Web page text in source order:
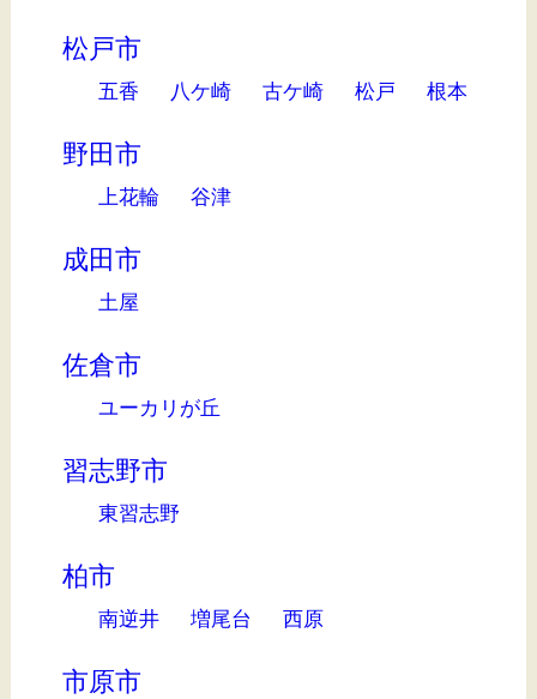
松戸市
五香 八ケ崎 古ケ崎 松戸 根本
野田市
上花輪 谷津
成田市
土屋
佐倉市
ユーカリが丘
習志野市
東習志野
柏市
南逆井 増尾台 西原
市原市